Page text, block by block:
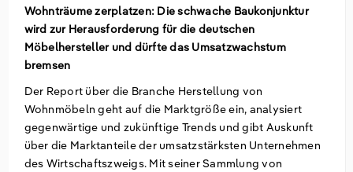
Wohnträume zerplatzen: Die schwache Baukonjunktur
wird zur Herausforderung für die deutschen
Möbelhersteller und dürfte das Umsatzwachstum
bremsen
Der Report über die Branche Herstellung von
Wohnmöbeln geht auf die Marktgröße ein, analysiert
gegenwärtige und zukünftige Trends und gibt Auskunft
über die Marktanteile der umsatzstärksten Unternehmen
des Wirtschaftszweigs. Mit seiner Sammlung von
Groß- und Einzelhandel
Information und Kommunikation
Freiberufliche, wissenschaftliche und
technische Dienstleistungen
Deutschland
Italien
Irland
Spanien
Marketing
Private Equity
Sales Vertrieb
Bibliotheken